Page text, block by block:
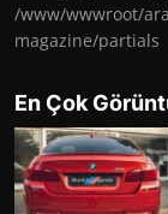
/www/wwwroot/
magazine/partials
En Çok